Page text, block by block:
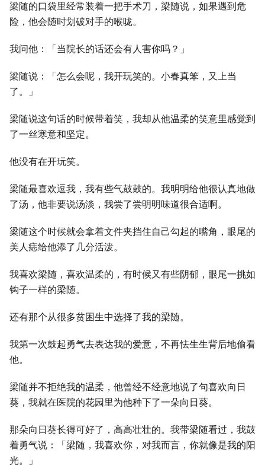
梁随的口袋里经常装着一把手术刀，梁随说，如果遇到危
险，他会随时划破对手的喉咙。
我问他：「当院长的话还会有人害你吗？」
梁随说：「怎么会呢，我开玩笑的。小春真笨，又上当
了。」
梁随说这句话的时候带着笑，我却从他温柔的笑意里感觉到
了一丝寒意和坚定。
他没有在开玩笑。
梁随最喜欢逗我，我有些气鼓鼓的。我明明给他很认真地做
了汤，他非要说汤淡，我尝了尝明明味道很合适啊。
梁随这个时候就会拿着文件夹挡住自己勾起的嘴角，眼尾的
美人痣给他添了几分活泼。
我喜欢梁随，喜欢温柔的，有时候又有些阴郁，眼尾一挑如
钩子一样的梁随。
还有那个从很多贫困生中选择了我的梁随。
我第一次鼓起勇气去表达我的爱意，不再怯生生背后地偷看
他。
梁随并不拒绝我的温柔，他曾经不经意地说了句喜欢向日
葵，我就在医院的花园里为他种下了一朵向日葵。
那朵向日葵长得可好了，高高壮壮的。我带梁随看过，我鼓
着勇气说：「梁随，我喜欢你，对我而言，你就像是我的阳
光。」